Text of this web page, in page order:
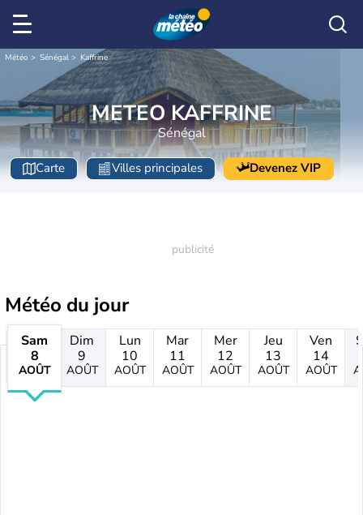
Météo Sénégal Kaffrine
METEO KAFFRINE
Sénégal
Carte Villes principales Devenez VIP
Météo du jour
Sam
8
AOÛT
Dim
9
AOÛT
Lun
10
AOÛT
Mar
11
AOÛT
Mer
12
AOÛT
Jeu
13
AOÛT
Ven
14
AOÛT